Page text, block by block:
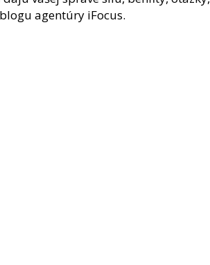
agentúry iFocus.